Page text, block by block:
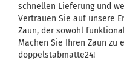
schnellen Lieferung und
Vertrauen Sie auf unsere
Zaun, der sowohl
Machen Sie Ihren Zaun zu
doppelstabmatte24!